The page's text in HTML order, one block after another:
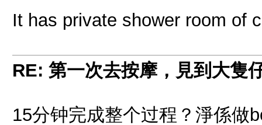
It has private shower room of
RE: 第一次去按摩，見到大隻
15分钟完成整个过程？淨係做